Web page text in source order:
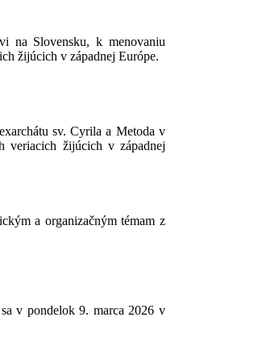
na Slovensku, k menovaniu
žijúcich v západnej Európe.
sv. Cyrila a Metoda v
veriacich žijúcich v západnej
a organizačným témam z
v pondelok 9. marca 2026 v